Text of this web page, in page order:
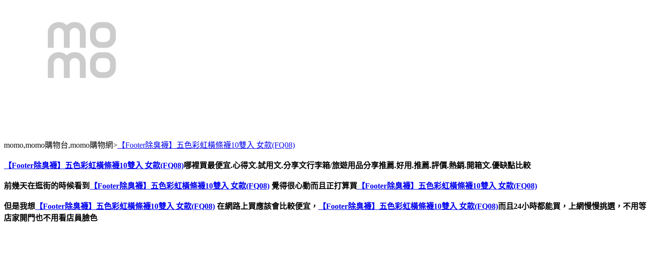
momo,momo購物台,momo購物網> 【Footer除臭襪】五色彩虹橫條襪10雙入 女款(FQ08)
【Footer除臭襪】五色彩虹橫條襪10雙入 女款(FQ08)哪裡買最便宜.心得文.試用文.分享文行李箱/旅遊用品分享推薦.好用.推薦.評價.熱銷.開箱文.優缺點比較
前幾天在逛街的時候看到 【Footer除臭襪】五色彩虹橫條襪10雙入 女款(FQ08) 覺得很心動而且正打算買 【Footer除臭襪】五色彩虹橫條襪10雙入 女款(FQ08)
但是我想 【Footer除臭襪】五色彩虹橫條襪10雙入 女款(FQ08) 在網路上買應該會比較便宜， 【Footer除臭襪】五色彩虹橫條襪10雙入 女款(FQ08)而且24小時都能買，上網慢慢挑選，不用等
店家開門也不用看店員臉色